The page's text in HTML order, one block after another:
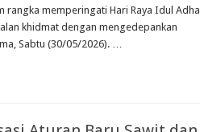
memperingati Hari Raya Idul Adha
khidmat dengan mengedepankan
Sabtu (30/05/2026). …